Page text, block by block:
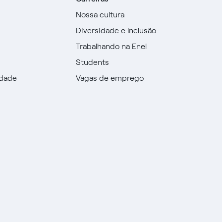
Nossa cultura
Diversidade e Inclusão
Trabalhando na Enel
Students
Vagas de emprego